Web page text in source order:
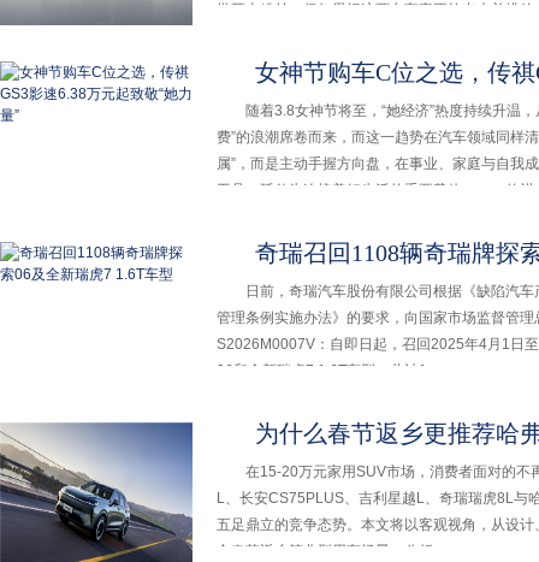
批死忠粉丝。但如果把这两台车真正拉出来并排放
女神节购车C位之选，传祺
随着3.8女神节将至，“她经济”热度持续升温，
费”的浪潮席卷而来，而这一趋势在汽车领域同
属”，而是主动手握方向盘，在事业、家庭与自我
工具，延伸为连接美好生活的重要载体。 传祺
奇瑞召回1108辆奇瑞牌探
日前，奇瑞汽车股份有限公司根据《缺陷汽车
管理条例实施办法》的要求，向国家市场监督
S2026M0007V：自即日起，召回2025年4月1日
06和全新瑞虎7 1.6T车型，共计1
为什么春节返乡更推荐哈弗H6L
在15-20万元家用SUV市场，消费者面对的不再
L、长安CS75PLUS、吉利星越L、奇瑞瑞虎8L与
五足鼎立的竞争态势。本文将以客观视角，从设
合春节返乡等典型用车场景，分析